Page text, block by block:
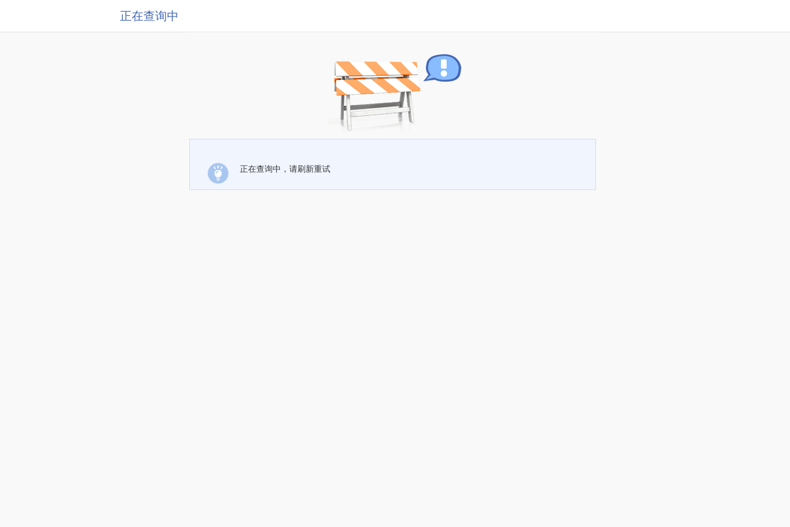
正在查询中
正在查询中，请刷新重试